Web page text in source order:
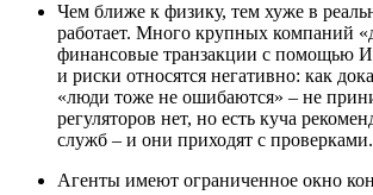
Чем ближе к физику, тем хуже в
работает. Много крупных компаний
финансовые транзакции с помощью
и риски относятся негативно: как
«люди тоже не ошибаются» – не
регуляторов нет, но есть куча
служб – и они приходят с
Агенты имеют ограниченное окно